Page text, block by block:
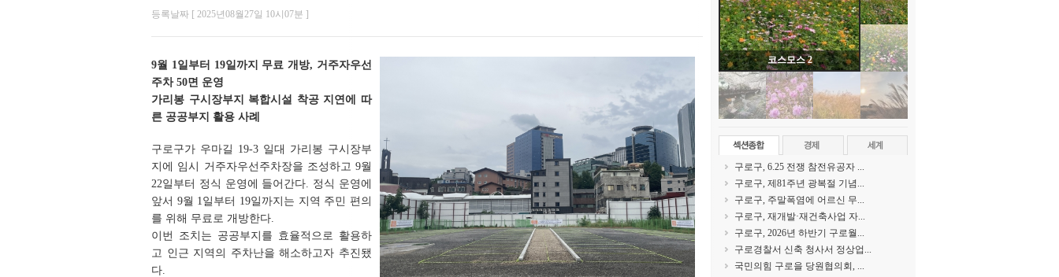
등록날짜 [ 2025년08월27일 10시07분 ]
9월 1일부터 19일까지 무료 개방, 거주자우선
주차 50면 운영
가리봉 구시장부지 복합시설 착공 지연에 따
른 공공부지 활용 사례
구로구가 우마길 19-3 일대 가리봉 구시장부
지에 임시 거주자우선주차장을 조성하고 9월
22일부터 정식 운영에 들어간다. 정식 운영에
앞서 9월 1일부터 19일까지는 지역 주민 편의
를 위해 무료로 개방한다.
이번 조치는 공공부지를 효율적으로 활용하
고 인근 지역의 주차난을 해소하고자 추진됐
다.
코스모스 2
구로구, 6.25 전쟁 참전유공자 ...
구로구, 제81주년 광복절 기념...
구로구, 주말폭염에 어르신 무...
구로구, 재개발·재건축사업 자...
구로구, 2026년 하반기 구로월...
구로경찰서 신축 청사서 정상업...
국민의힘 구로을 당원협의회, ...